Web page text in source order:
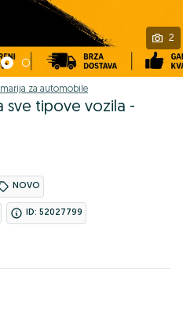
2
za automobile
sve tipove vozila -
NOVO
ID: 52027799